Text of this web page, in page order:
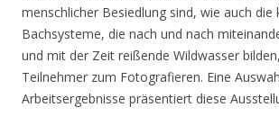
menschlicher Besiedlung sind, wie auch die
Bachsysteme, die nach und nach
und mit der Zeit reißende Wildwasser
Teilnehmer zum Fotografieren. Eine
Arbeitsergebnisse präsentiert diese